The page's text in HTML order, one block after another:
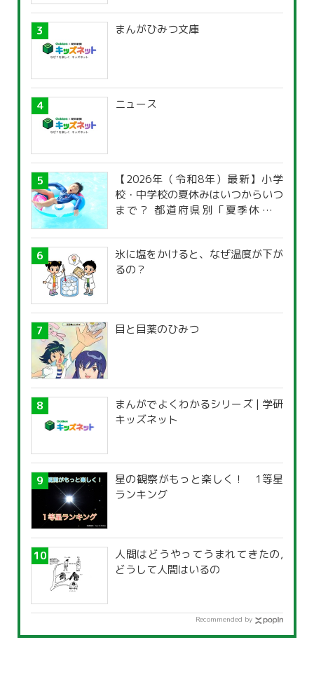
まんがひみつ文庫
ニュース
【2026年（令和8年）最新】小学
校・中学校の夏休みはいつからいつ
まで？ 都道府県別「夏季休暇一
氷に塩をかけると、なぜ温度が下が
るの？
目と目薬のひみつ
まんがでよくわかるシリーズ | 学研
キッズネット
星の観察がもっと楽しく！ 1等星
ランキング
人間はどうやってうまれてきたの,
どうして人間はいるの
Recommended by